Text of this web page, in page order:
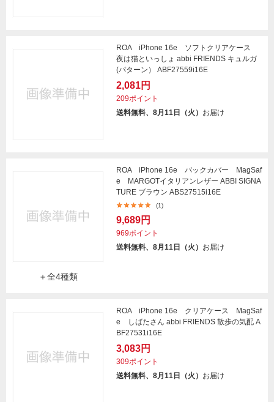
ROA iPhone 16e ソフトクリアケース
夜は猫といっしょ abbi FRIENDS キュルガ
(パターン） ABF27559i16E
2,081円
209ポイント
送料無料、8月11日（火） お届け
＋全4種類
ROA iPhone 16e バックカバー MagSaf
e MARGOTイタリアンレザー ABBI SIGNA
TURE ブラウン ABS27515i16E
(1)
9,689円
969ポイント
送料無料、8月11日（火） お届け
ROA iPhone 16e クリアケース MagSaf
e しばたさん abbi FRIENDS 散歩の気配 A
BF27531i16E
3,083円
309ポイント
送料無料、8月11日（火） お届け